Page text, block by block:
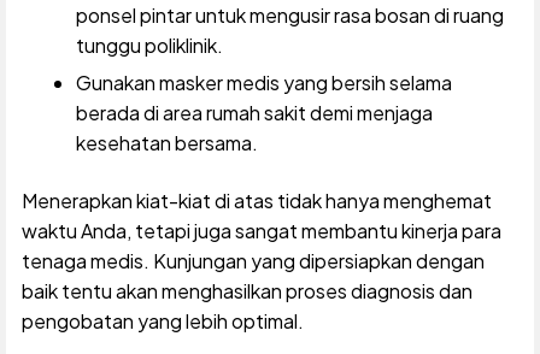
ponsel pintar untuk mengusir rasa bosan di ruang
tunggu poliklinik.
Gunakan masker medis yang bersih selama
berada di area rumah sakit demi menjaga
kesehatan bersama.
Menerapkan kiat-kiat di atas tidak hanya menghemat
waktu Anda, tetapi juga sangat membantu kinerja para
tenaga medis. Kunjungan yang dipersiapkan dengan
baik tentu akan menghasilkan proses diagnosis dan
pengobatan yang lebih optimal.